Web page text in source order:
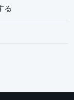
る